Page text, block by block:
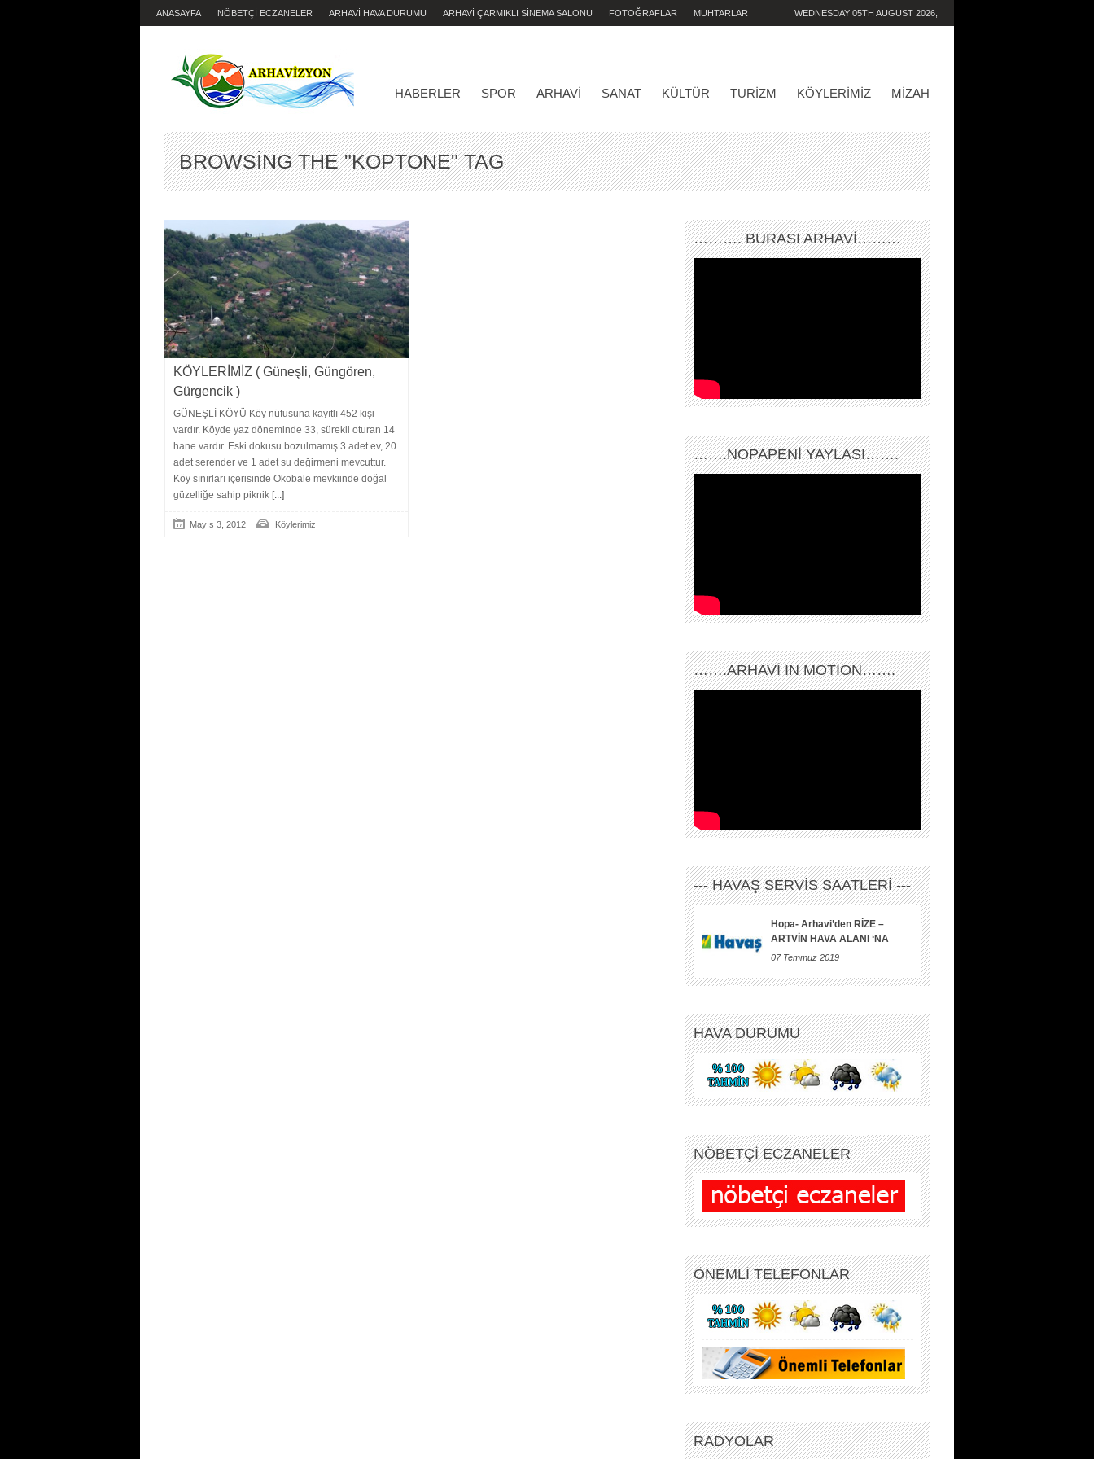
ANASAYFA NÖBETÇİ ECZANELER ARHAVİ HAVA DURUMU ARHAVİ ÇARMIKLI SİNEMA SALONU FOTOĞRAFLAR MUHTARLAR WEDNESDAY 05TH AUGUST 2026,
HABERLER SPOR ARHAVI SANAT KÜLTÜR TURIZM KÖYLERIMIZ MIZAH
BROWSING THE "KOPTONE" TAG
KÖYLERİMİZ ( Güneşli, Güngören,
Gürgencik )
GÜNEŞLİ KÖYÜ Köy nüfusuna kayıtlı 452 kişi
vardır. Köyde yaz döneminde 33, sürekli oturan 14
hane vardır. Eski dokusu bozulmamış 3 adet ev, 20
adet serender ve 1 adet su değirmeni mevcuttur.
Köy sınırları içerisinde Okobale mevkiinde doğal
güzelliğe sahip piknik [...]
Mayıs 3, 2012 Köylerimiz
………. BURASI ARHAVİ………
…….NOPAPENİ YAYLASI…….
…….ARHAVI IN MOTION…….
--- HAVAŞ SERVİS SAATLERİ ---
Hopa- Arhavi’den RİZE –
ARTVİN HAVA ALANI ‘NA
07 Temmuz 2019
HAVA DURUMU
NÖBETÇİ ECZANELER
ÖNEMLİ TELEFONLAR
RADYOLAR